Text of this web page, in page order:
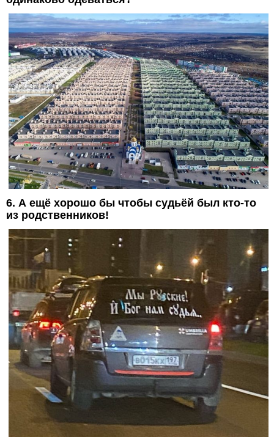
6. А ещё хорошо бы чтобы судьёй был кто-то
из родственников!